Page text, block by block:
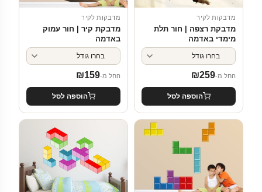
מדבקות לקיר
מדבקת רצפה | חור תלת
מימדי באדמה
החל מ- ₪259
הוספה לסל
מדבקות לקיר
מדבקת קיר | חור עמוק
באדמה
החל מ- ₪159
הוספה לסל